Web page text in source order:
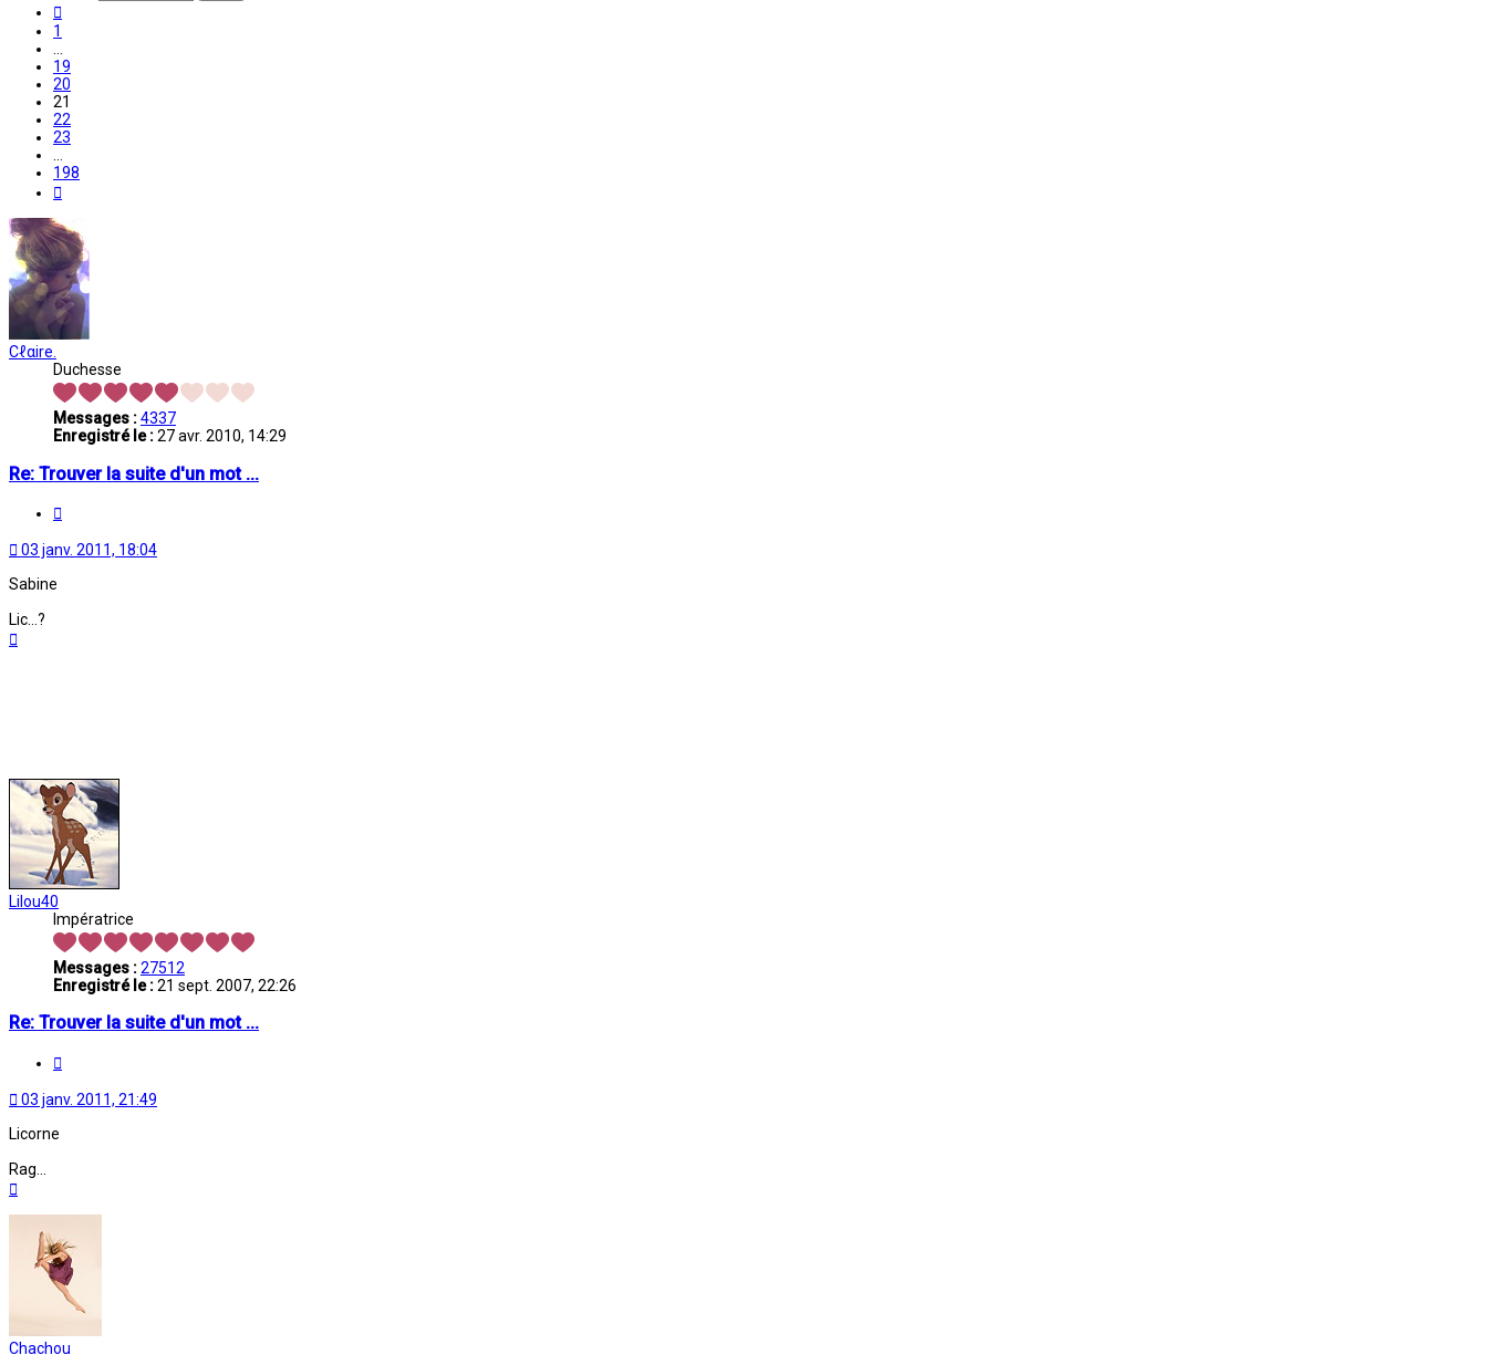
1
19
20
21
22
23
198
Cℓαire.
Duchesse
Messages :4337
Enregistré le :27 avr. 2010, 14:29
Re: Trouver la suite d'un mot ...
03 janv. 2011, 18:04
Sabine
Lic...?
Lilou40
Impératrice
Messages :27512
Enregistré le :21 sept. 2007, 22:26
Re: Trouver la suite d'un mot ...
03 janv. 2011, 21:49
Licorne
Rag...
Chachou